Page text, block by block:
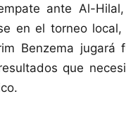
ante Al-
en el torneo
Benzema
que